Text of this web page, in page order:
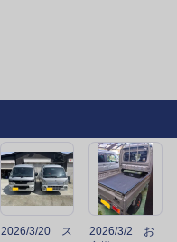
2026/3/20 ス
2026/3/2 お